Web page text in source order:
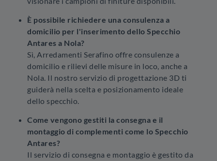
È possibile richiedere una consulenza a
domicilio per l'inserimento dello Specchio
Antares a Nola?
Sì, Arredamenti Serafino offre consulenze a
domicilio e rilievi delle misure in loco, anche a
Nola. Il nostro servizio di progettazione 3D ti
guiderà nella scelta e posizionamento ideale
dello specchio.
Come vengono gestiti la consegna e il
montaggio di complementi come lo Specchio
Antares?
Il servizio di consegna e montaggio è gestito da